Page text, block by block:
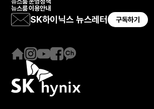
뉴스룸 이용안내
SK하이닉스 뉴스레터 구독하기
홈
이
지
인
스
타
그
유
튜
브
페
스
북
카
채